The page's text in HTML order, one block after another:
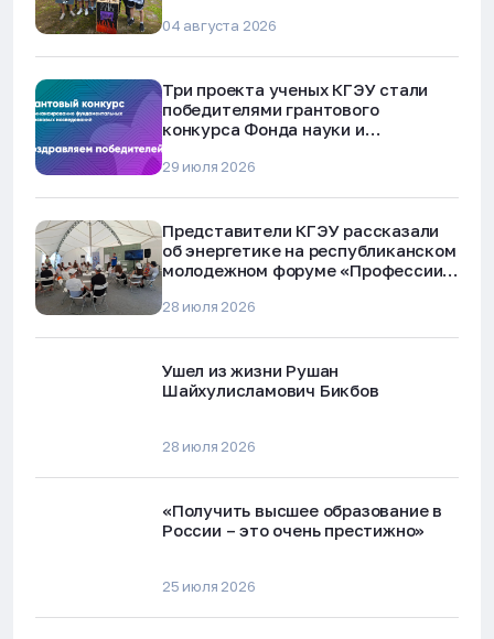
04 августа 2026
Три проекта ученых КГЭУ стали
победителями грантового
конкурса Фонда науки и
29 июля 2026
Представители КГЭУ рассказали
об энергетике на республиканском
молодежном форуме «Профессии
28 июля 2026
Ушел из жизни Рушан
Шайхулисламович Бикбов
28 июля 2026
«Получить высшее образование в
России – это очень престижно»
25 июля 2026